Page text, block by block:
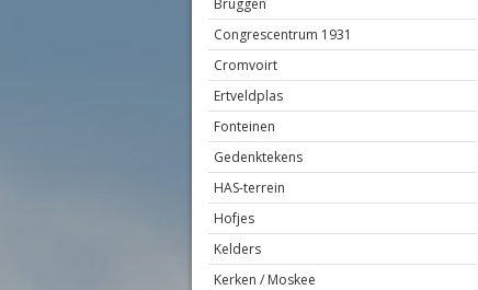
Bruggen
Congrescentrum 1931
Cromvoirt
Ertveldplas
Fonteinen
Gedenktekens
HAS-terrein
Hofjes
Kelders
Kerken / Moskee